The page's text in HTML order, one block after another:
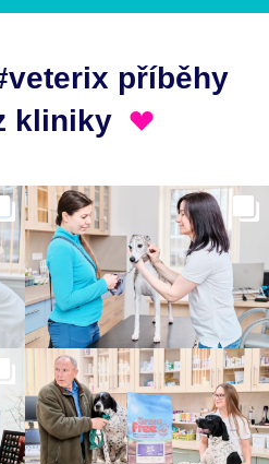
příběhy
kliniky